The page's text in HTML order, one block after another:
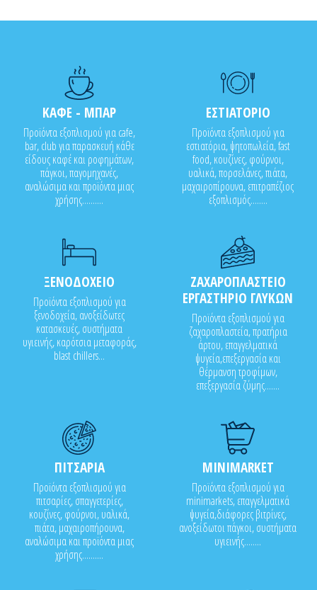
ΚΑΦΕ - ΜΠΑΡ
Προϊόντα εξοπλισμού για cafe,
bar, club για παρασκευή κάθε
είδους καφέ και ροφημάτων,
πάγκοι, παγομηχανές,
αναλώσιμα και προϊόντα μιας
χρήσης..........
ΕΣΤΙΑΤΟΡΙΟ
Προϊόντα εξοπλισμού για
εστιατόρια, ψητοπωλεία, fast
food, κουζίνες, φούρνοι,
υαλικά, πορσελάνες, πιάτα,
μαχαιροπίρουνα, επιτραπέζιος
εξοπλισμός........
ΞΕΝΟΔΟΧΕΙΟ
Προϊόντα εξοπλισμού για
ξενοδοχεία, ανοξείδωτες
κατασκευές, συστήματα
υγιεινής, καρότσια μεταφοράς,
blast chillers...
ΖΑΧΑΡΟΠΛΑΣΤΕΙΟ
ΕΡΓΑΣΤΗΡΙΟ ΓΛΥΚΩΝ
Προϊόντα εξοπλισμού για
ζαχαροπλαστεία, πρατήρια
άρτου, επαγγελματικά
ψυγεία,επεξεργασία και
θέρμανση τροφίμων,
επεξεργασία ζύμης.......
ΠΙΤΣΑΡΙΑ
Προϊόντα εξοπλισμού για
πιτσαρίες, σπαγγετερίες,
κουζίνες, φούρνοι, υαλικά,
πιάτα, μαχαιροπήρουνα,
αναλώσιμα και προϊόντα μιας
χρήσης..........
MINIMARKET
Προϊόντα εξοπλισμού για
minimarkets, επαγγελματικά
ψυγεία,διάφορες βιτρίνες,
ανοξείδωτοι πάγκοι, συστήματα
υγιεινής........